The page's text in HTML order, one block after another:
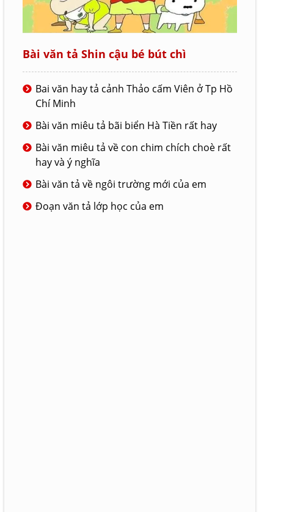
Bài văn tả Shin cậu bé bút chì
Bai văn hay tả cảnh Thảo cấm Viên ở Tp Hồ
Chí Minh
Bài văn miêu tả bãi biển Hà Tiền rất hay
Bài văn miêu tả về con chim chích choè rất
hay và ý nghĩa
Bài văn tả về ngôi trường mới của em
Đoạn văn tả lớp học của em